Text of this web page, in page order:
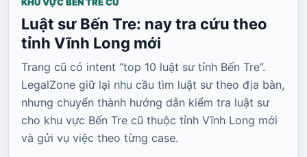
Luật sư Bến Tre: nay tra cứu theo
tỉnh Vĩnh Long mới
Trang cũ có intent “top 10 luật sư tỉnh Bến Tre”.
LegalZone giữ lại nhu cầu tìm luật sư theo địa bàn,
nhưng chuyển thành hướng dẫn kiểm tra luật sư
cho khu vực Bến Tre cũ thuộc tỉnh Vĩnh Long mới
và gửi vụ việc theo từng case.